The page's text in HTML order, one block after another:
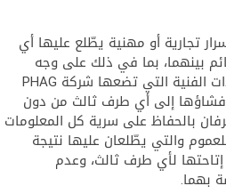
تجارية أو مهنية يطّلع عليها أي
بينهما، بما في ذلك على وجه
الخصوص المواصفات والمستندات الفنية التي تضعها شركة PHAG
إلى أي طرف ثالث من دون
بالحفاظ على سرية كل المعلومات
للعموم والتي يطّلعان عليها نتيجة
إتاحتها لأي طرف ثالث، وعدم
بهما.